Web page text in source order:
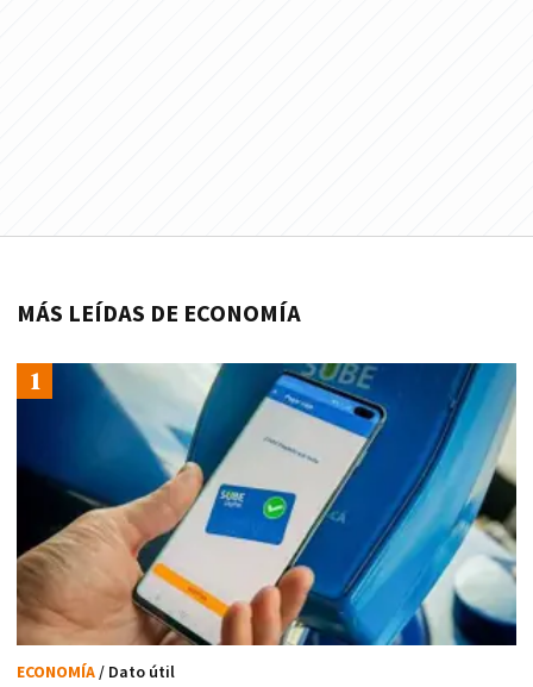
MÁS LEÍDAS DE ECONOMÍA
ECONOMÍA/ Dato útil